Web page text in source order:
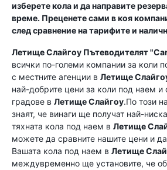
изберете кола и да направите
време. Преценете сами в коя
след сравнение на тарифите и
Летище Слайгоу Пътеводителят
всички по-големи компании за коли
с местните агенции в Летище
най-добрите цени за коли под наем и
градове в Летище Слайгоу.По този
знаят, че винаги ще получат най-
тяхната кола под наем в Летище
можете да сравните нашите цени и
Вашата кола под наем в Летище
междувременно ще установите, че